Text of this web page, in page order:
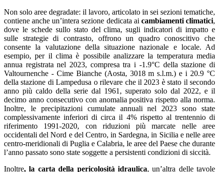
Non solo aree degradate: il lavoro, articolato in sei sezioni tematiche,
contiene anche un’intera sezione dedicata ai cambiamenti climatici,
dove le schede sullo stato del clima, sugli indicatori di impatto e
sulle strategie di contrasto, offrono un quadro conoscitivo che
consente la valutazione della situazione nazionale e locale. Ad
esempio, per il clima è possibile analizzare la temperatura media
annua registrata nel 2023, compresa tra i -1.9°C della stazione di
Valtournenche - Cime Bianche (Aosta, 3018 m s.l.m.) e i 20.9 °C
della stazione di Lampedusa o rilevare che il 2023 è stato il secondo
anno più caldo della serie dal 1961, superato solo dal 2022, e il
decimo anno consecutivo con anomalia positiva rispetto alla norma.
Inoltre, le precipitazioni cumulate annuali nel 2023 sono state
complessivamente inferiori di circa il 4% rispetto al trentennio di
riferimento 1991-2020, con riduzioni più marcate nelle aree
occidentali del Nord e del Centro, in Sardegna, in Sicilia e nelle aree
centro-meridionali di Puglia e Calabria, le aree del Paese che durante
l’anno passato sono state soggette a persistenti condizioni di siccità.
Inoltre, la carta della pericolosità idraulica, un’altra delle tavole